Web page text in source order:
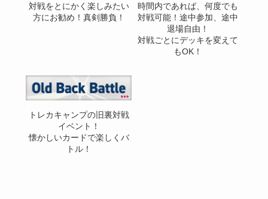
対戦をとにかく楽しみたい
方にお勧め！真剣勝負！
時間内であれば、何度でも
対戦可能！途中参加、途中
退場自由！
対戦ごとにデッキを変えて
もOK！
トレカキャンプの旧裏対戦
イベント！
懐かしいカードで楽しくバ
トル！